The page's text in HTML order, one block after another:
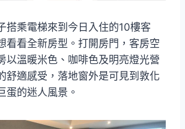
搭乘電梯來到今日入住的10樓客
看看全新房型。打開房門，客房空
以溫暖米色、咖啡色及明亮燈光營
舒適感受，落地窗外是可見到敦化
蛋的迷人風景。